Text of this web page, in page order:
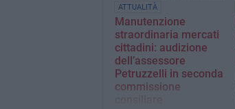
ATTUALITÀ
Manutenzione
straordinaria mercati
cittadini: audizione
dell’assessore
Petruzzelli in seconda
commissione